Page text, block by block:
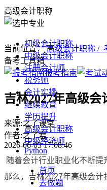
高级会计职称
初级会计职称
中级会计职称
注册会计师
税务师
会计实操
继续教育
学历提升
高级会计职称
中级经济师
Python
首页
去做题
当前位置：高级会计职称 /
备考工具箱
报考指南
吉林2027年高级
来源:之了课堂
作者:之了君
2026-06-03 17:08:46
随着会计行业职业化不断提
那么，‌吉林2027年高级会